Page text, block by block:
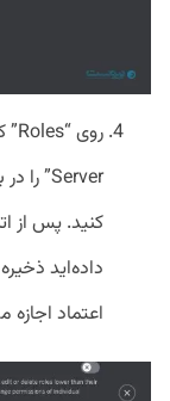
داده‌اید
اعتماد